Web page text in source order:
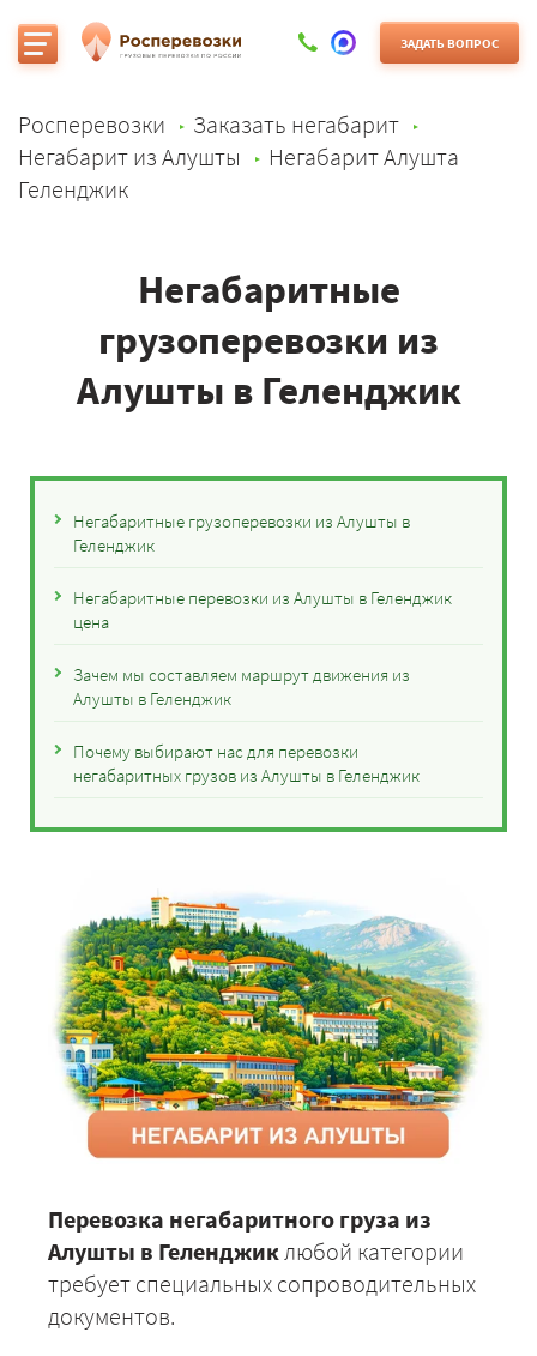
ЗАДАТЬ ВОПРОС
Росперевозки
Заказать негабарит
Негабарит из Алушты
Негабарит Алушта
Геленджик
Негабаритные
грузоперевозки из
Алушты в Геленджик
Негабаритные грузоперевозки из Алушты в
Геленджик
Негабаритные перевозки из Алушты в Геленджик
цена
Зачем мы составляем маршрут движения из
Алушты в Геленджик
Почему выбирают нас для перевозки
негабаритных грузов из Алушты в Геленджик
Перевозка негабаритного груза из
Алушты в Геленджиклюбой категории
требует специальных сопроводительных
документов.